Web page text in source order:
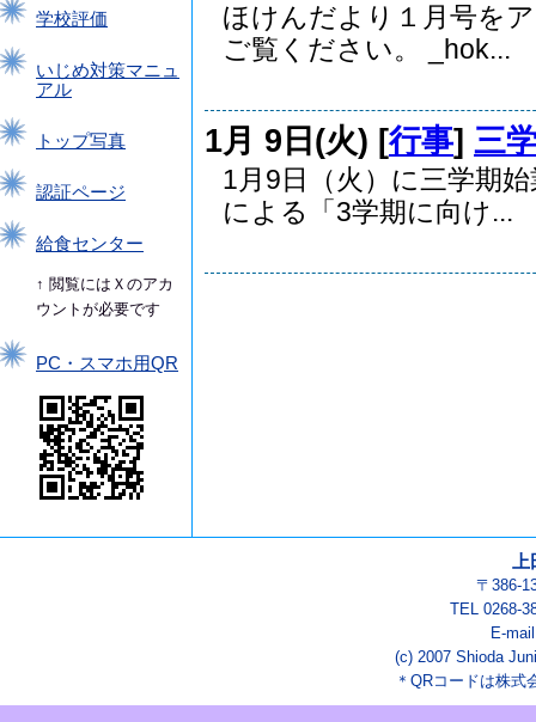
学校評価
いじめ対策マニュ
アル
トップ写真
認証ページ
給食センター
↑ 閲覧にはＸのアカ
ウントが必要です
PC・スマホ用QR
ほけんだより１月号を
ご覧ください。 _hok...
1月 9日(火) [行事] 三
1月9日（火）に三学期
による「3学期に向け...
〒386-
TEL 0268-
E-
(c) 2007 Shioda
＊QRコードは株式